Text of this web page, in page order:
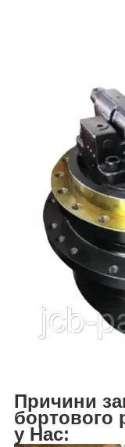
Причини
бортового
у Нас: